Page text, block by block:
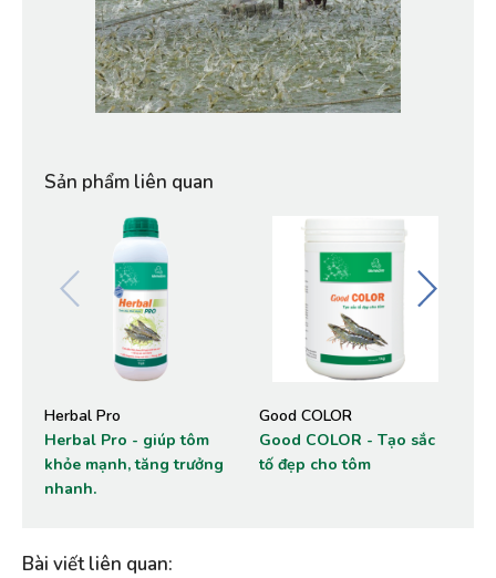
Sản phẩm liên quan
Herbal Pro
Herbal Pro - giúp tôm
khỏe mạnh, tăng trưởng
nhanh.
Good COLOR
Good COLOR - Tạo sắc
tố đẹp cho tôm
Bài viết liên quan: